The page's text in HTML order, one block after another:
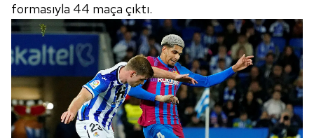
formasıyla 44 maça çıktı.